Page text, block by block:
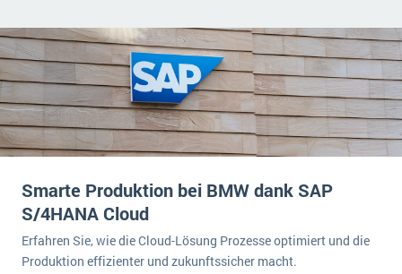
Smarte Produktion bei BMW dank SAP
S/4HANA Cloud
Erfahren Sie, wie die Cloud-Lösung Prozesse optimiert und die
Produktion effizienter und zukunftssicher macht.